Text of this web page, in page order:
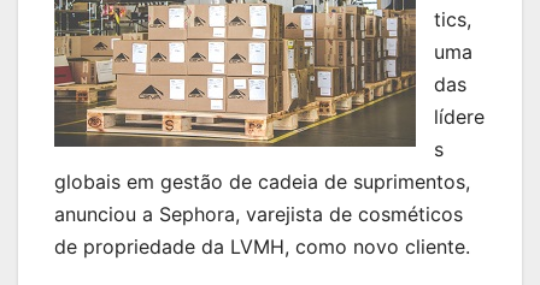
tics,
uma
das
lídere
s
globais em gestão de cadeia de suprimentos,
anunciou a Sephora, varejista de cosméticos
de propriedade da LVMH, como novo cliente.